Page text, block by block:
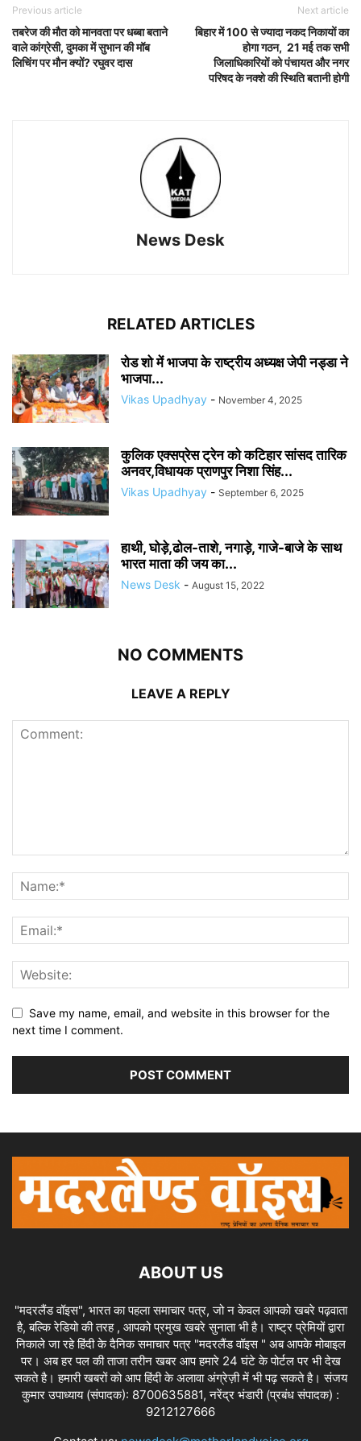
Previous article
तबरेज की मौत को मानवता पर धब्बा बताने
वाले कांग्रेसी, दुमका में सुभान की मॉब
लिचिंग पर मौन क्यों? रघुवर दास
Next article
बिहार में 100 से ज्यादा नकद निकायों का
होगा गठन, 21 मई तक सभी
जिलाधिकारियों को पंचायत और नगर
परिषद के नक्शे की स्थिति बतानी होगी
News Desk
RELATED ARTICLES
रोड शो में भाजपा के राष्ट्रीय अध्यक्ष जेपी नड्डा ने
भाजपा...
Vikas Upadhyay - November 4, 2025
कुलिक एक्सप्रेस ट्रेन को कटिहार सांसद तारिक
अनवर,विधायक प्राणपुर निशा सिंह...
Vikas Upadhyay - September 6, 2025
हाथी, घोड़े,ढोल-ताशे, नगाड़े, गाजे-बाजे के साथ
भारत माता की जय का...
News Desk - August 15, 2022
NO COMMENTS
LEAVE A REPLY
Save my name, email, and website in this browser for the
next time I comment.
ABOUT US
"मदरलैंड वॉइस", भारत का पहला समाचार पत्र, जो न केवल आपको खबरे पढ़वाता
है, बल्कि रेडियो की तरह , आपको प्रमुख खबरे सुनाता भी है। राष्ट्र प्रेमियों द्वारा
निकाले जा रहे हिंदी के दैनिक समाचार पत्र "मदरलैंड वॉइस " अब आपके मोबाइल
पर। अब हर पल की ताजा तरीन खबर आप हमारे 24 घंटे के पोर्टल पर भी देख
सकते है। हमारी खबरों को आप हिंदी के अलावा अंग्रेज़ी में भी पढ़ सकते है। संजय
कुमार उपाध्याय (संपादक): 8700635881, नरेंद्र भंडारी (प्रबंध संपादक) :
9212127666